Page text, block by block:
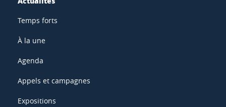
Temps forts
À la une
Agenda
Appels et campagnes
Expositions